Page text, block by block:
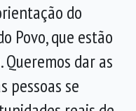
do
Povo, que estão
dar as
pessoas se